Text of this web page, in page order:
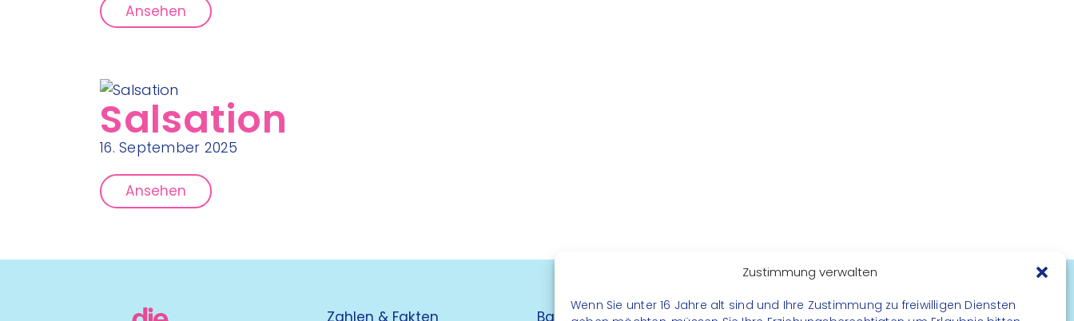
Zustimmung verwalten
Wenn Sie unter 16 Jahre alt sind und Ihre Zustimmung zu freiwilligen Diensten
Ansehen
Salsation
16. September 2025
Ansehen
Zahlen & Fakten Barrierefreiheit